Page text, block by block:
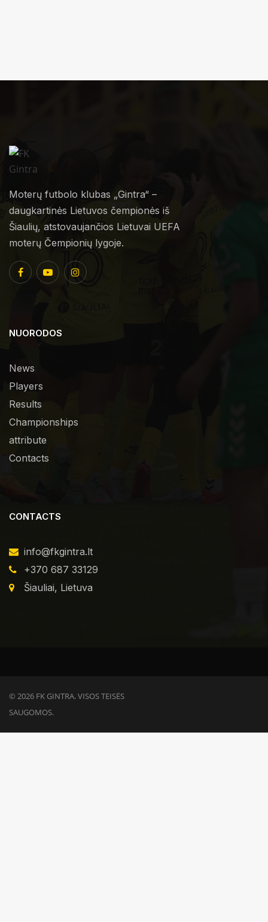
Moterų futbolo klubas „Gintra“ –
daugkartinės Lietuvos čempionės iš
Šiaulių, atstovaujančios Lietuvai UEFA
moterų Čempionių lygoje.
NUORODOS
News
Players
Results
Championships
attribute
Contacts
CONTACTS
info@fkgintra.lt
+370 687 33129
Šiauliai, Lietuva